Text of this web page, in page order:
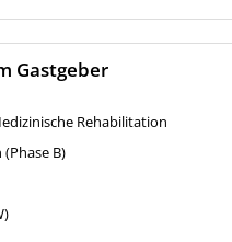
Gastgeber
Rehabilitation
B)